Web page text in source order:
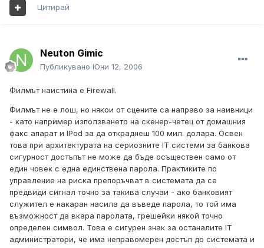
Цитирай
Neuton Gimic
Публикувано Юни 12, 2006
Филмът наистина е Firewall.
Филмът не е лош, но някои от сцените са направо за наивници
- като например използването на скенер-четец от домашния
факс апарат и IPod за да откраднеш 100 мил. долара. Освен
това при архитектурата на сериозните IT системи за банкова
сигурност достъпът не може да бъде осъществен само от
един човек с една единствена парола. Практиките по
управление на риска препоръчват в системата да се
предвиди сигнал точно за такива случаи - ако банковият
служител е накаран насила да въведе парола, то той има
възможност да вкара паролата, грешейки някой точно
определен символ. Това е сигурен знак за останалите IT
администратори, че има неправомерен достъп до системата и